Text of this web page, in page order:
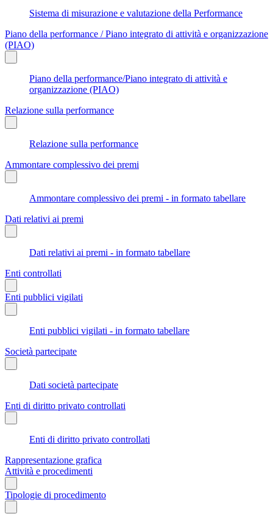
Sistema di misurazione e valutazione della Performance
Piano della performance / Piano integrato di attività e organizzazione
(PIAO)
Piano della performance/Piano integrato di attività e
organizzazione (PIAO)
Relazione sulla performance
Relazione sulla performance
Ammontare complessivo dei premi
Ammontare complessivo dei premi - in formato tabellare
Dati relativi ai premi
Dati relativi ai premi - in formato tabellare
Enti controllati
Enti pubblici vigilati
Enti pubblici vigilati - in formato tabellare
Società partecipate
Dati società partecipate
Enti di diritto privato controllati
Enti di diritto privato controllati
Rappresentazione grafica
Attività e procedimenti
Tipologie di procedimento